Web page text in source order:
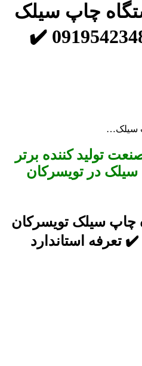
چاپ سیلک
تویسرکان ✔️ 09195423486 ✔️
سیلک…
تولید کننده برتر
در تویسرکان
چاپ سیلک تویسرکان